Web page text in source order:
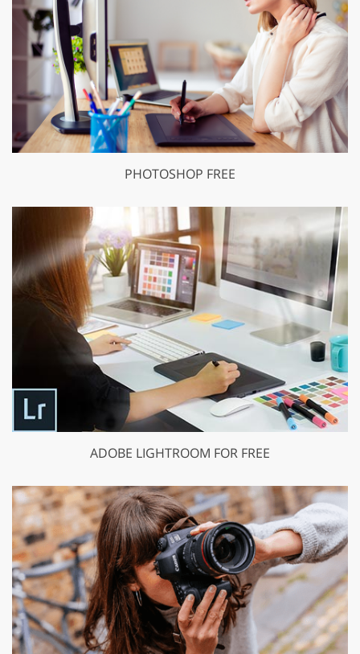
PHOTOSHOP FREE
ADOBE LIGHTROOM FOR FREE